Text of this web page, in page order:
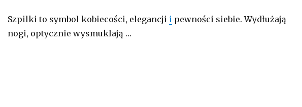
Szpilki to symbol kobiecości, elegancji ipewności siebie. Wydłużają
nogi, optycznie wysmuklają …